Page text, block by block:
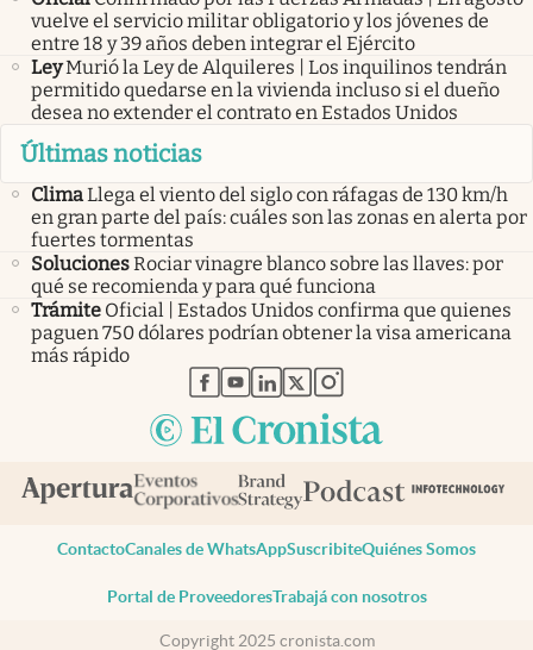
vuelve el servicio militar obligatorio y los jóvenes de
entre 18 y 39 años deben integrar el Ejército
LeyMurió la Ley de Alquileres | Los inquilinos tendrán
permitido quedarse en la vivienda incluso si el dueño
desea no extender el contrato en Estados Unidos
Últimas noticias
ClimaLlega el viento del siglo con ráfagas de 130 km/h
en gran parte del país: cuáles son las zonas en alerta por
fuertes tormentas
SolucionesRociar vinagre blanco sobre las llaves: por
qué se recomienda y para qué funciona
Trámite Oficial | Estados Unidos confirma que quienes
paguen 750 dólares podrían obtener la visa americana
más rápido
abre en nueva pestaña
abre en nueva pestaña
abre en nueva pestaña
abre en nueva pestaña
abre en nueva pestaña
ContactoCanales de WhatsAppSuscribiteQuiénes Somos
Portal de ProveedoresTrabajá con nosotros
Copyright 2025 cronista.com